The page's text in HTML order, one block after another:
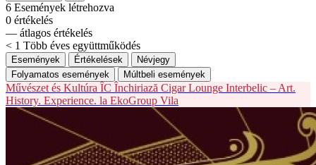
6 Események létrehozva
0 értékelés
— átlagos értékelés
< 1 Több éves együttműködés
Események Értékelések
Névjegy
Folyamatos események
Múltbeli események
Művészet és Kultúra ÎC Închiriază Cigar Lounge Interbelic – Art.
History. Experience. la EkoGroup Vila